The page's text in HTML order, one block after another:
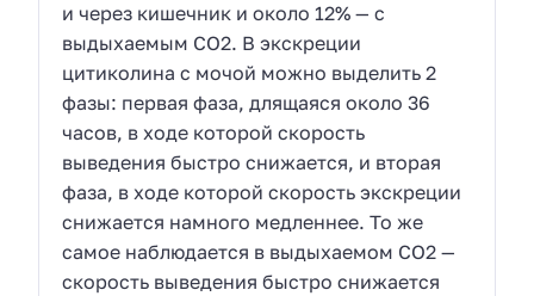
и через кишечник и около 12% — с
выдыхаемым СО2. В экскреции
цитиколина с мочой можно выделить 2
фазы: первая фаза, длящаяся около 36
часов, в ходе которой скорость
выведения быстро снижается, и вторая
фаза, в ходе которой скорость экскреции
снижается намного медленнее. То же
самое наблюдается в выдыхаемом СО2 —
скорость выведения быстро снижается